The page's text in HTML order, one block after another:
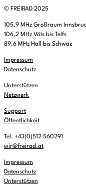
© FREIRAD 2025
105,9 MHz Großraum
106,2 MHz Völs bis Telfs
89,6 MHz Hall bis Schwaz
Impressum
Datenschutz
Unterstützen
Netzwerk
Support
Öffentlichkeit
Tel. +43(0)512 560291
wir@freirad.at
Impressum
Datenschutz
Unterstützen